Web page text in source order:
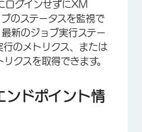
グインせずにXM
ステータスを監視で
新のジョブ実行ステー
のメトリクス、または
クスを取得できます。
ンドポイント情